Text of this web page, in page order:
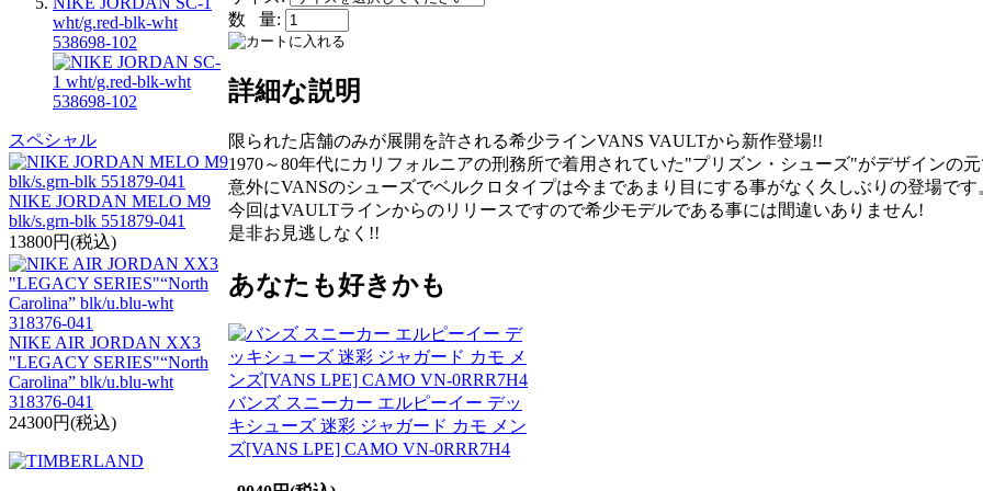
wht/g.red-blk-wht
538698-102
スペシャル
NIKE JORDAN MELO M9
blk/s.grn-blk 551879-041
13800円(税込)
NIKE AIR JORDAN XX3
"LEGACY SERIES"“North
Carolina” blk/u.blu-wht
318376-041
24300円(税込)
数 量:
詳細な説明
限られた店舗のみが展開を許される希少ラインVANS VAULTから新作登場!!
1970～80年代にカリフォルニアの刑務所で着用されていた"プリズン・シューズ"がデザインの元
意外にVANSのシューズでベルクロタイプは今まであまり目にする事がなく久しぶりの登場です
今回はVAULTラインからのリリースですので希少モデルである事には間違いありません!
是非お見逃しなく!!
あなたも好きかも
バンズ スニーカー エルピーイー デッ
キシューズ 迷彩 ジャガード カモ メン
ズ[VANS LPE] CAMO VN-0RRR7H4